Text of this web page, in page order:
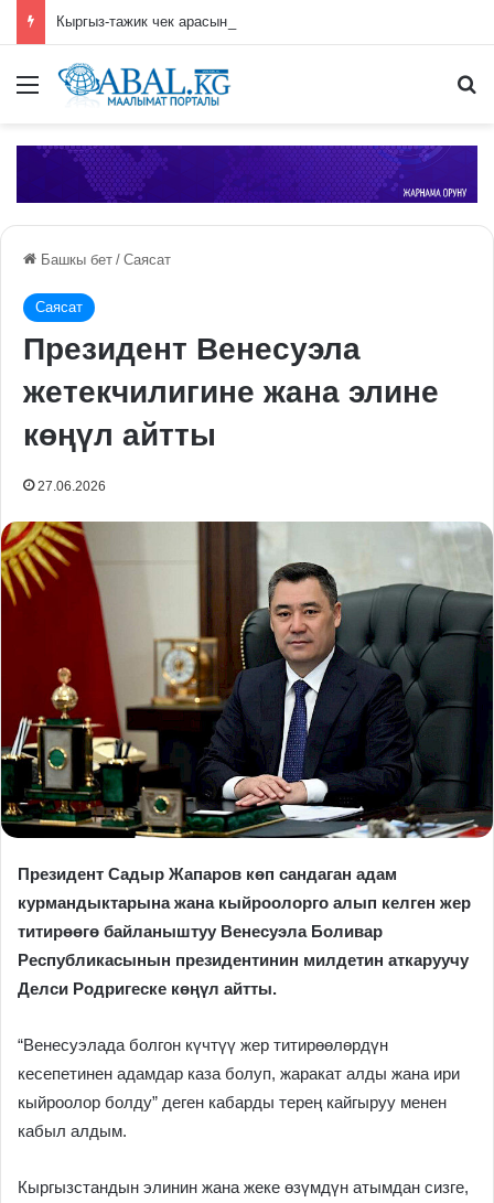
Кыргыз-тажик чек арасынын 160 чакырымына зым тосулду
Меню
Башкы бет / Саясат
Саясат
Президент Венесуэла
жетекчилигине жана элине
көңүл айтты
27.06.2026
Президент Садыр Жапаров көп сандаган адам
курмандыктарына жана кыйроолорго алып келген жер
титирөөгө байланыштуу Венесуэла Боливар
Республикасынын президентинин милдетин аткаруучу
Делси Родригеске көңүл айтты.
“Венесуэлада болгон күчтүү жер титирөөлөрдүн
кесепетинен адамдар каза болуп, жаракат алды жана ири
кыйроолор болду” деген кабарды терең кайгыруу менен
кабыл алдым.
Кыргызстандын элинин жана жеке өзүмдүн атымдан сизге,